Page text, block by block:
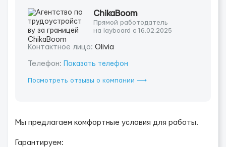
ChikaBoom
Прямой работодатель
на layboard с 16.02.2025
Контактное лицо: Olivia
Телефон: Показать телефон
Посмотреть отзывы о компании ⟶
Мы предлагаем комфортные условия для работы.
Гарантируем: